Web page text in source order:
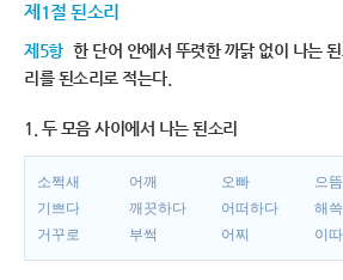
제1절 된소리
제5항 한 단어 안에서 뚜렷한 까닭 없이 나는
리를 된소리로 적는다.
1. 두 모음 사이에서 나는 된소리
소쩍새 어깨 오빠 으뜸
기쁘다
깨끗하다 어떠하다 해
거꾸로
부썩 어찌 이